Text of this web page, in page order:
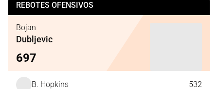
REBOTES OFENSIVOS
Bojan
Dubljevic
697
B. Hopkins 532